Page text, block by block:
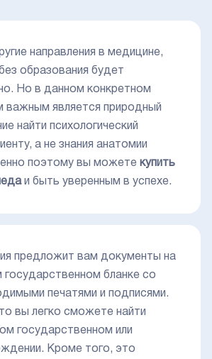
направления в медицине,
образования будет
Но в данном конкретном
важным является природный
найти психологический
а не знания анатомии
поэтому вы можете купить
и быть уверенным в успехе.
предложит вам документы на
бланке со
печатями и подписями.
вы легко сможете найти
государственном или
Кроме того, это